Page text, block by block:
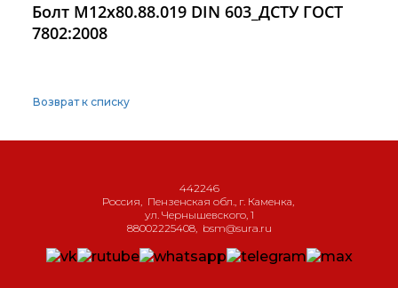
Болт M12х80.88.019 DIN 603_ДСТУ ГОСТ
7802:2008
Возврат к списку
442246
Россия, Пензенская обл., г. Каменка,
ул. Чернышевского, 1
88002225408, bsm@sura.ru